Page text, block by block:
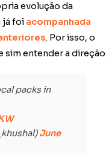
evolução da
já foi acompanhada
. Por isso, o
sim entender a
packs in
June